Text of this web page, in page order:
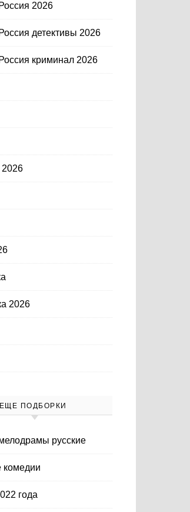
2026
детективы 2026
криминал 2026
2026
ЕЩЕ ПОДБОРКИ
русские
комедии
года